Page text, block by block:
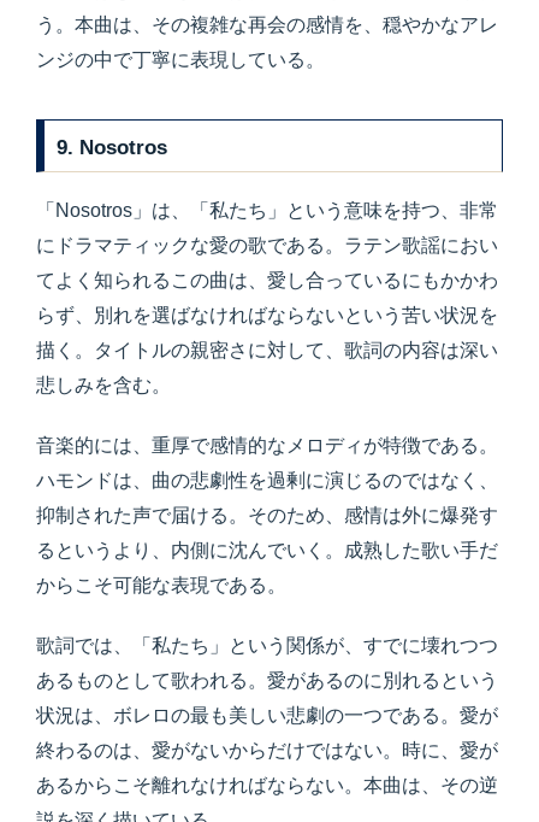
う。本曲は、その複雑な再会の感情を、穏やかなアレ
ンジの中で丁寧に表現している。
9. Nosotros
「Nosotros」は、「私たち」という意味を持つ、非常
にドラマティックな愛の歌である。ラテン歌謡におい
てよく知られるこの曲は、愛し合っているにもかかわ
らず、別れを選ばなければならないという苦い状況を
描く。タイトルの親密さに対して、歌詞の内容は深い
悲しみを含む。
音楽的には、重厚で感情的なメロディが特徴である。
ハモンドは、曲の悲劇性を過剰に演じるのではなく、
抑制された声で届ける。そのため、感情は外に爆発す
るというより、内側に沈んでいく。成熟した歌い手だ
からこそ可能な表現である。
歌詞では、「私たち」という関係が、すでに壊れつつ
あるものとして歌われる。愛があるのに別れるという
状況は、ボレロの最も美しい悲劇の一つである。愛が
終わるのは、愛がないからだけではない。時に、愛が
あるからこそ離れなければならない。本曲は、その逆